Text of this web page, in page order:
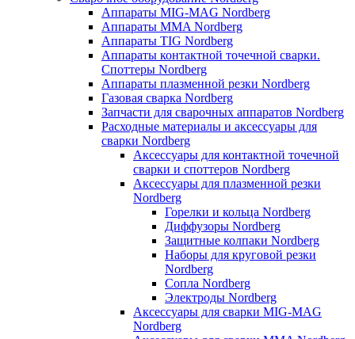
Аппараты MIG-MAG Nordberg
Аппараты MMA Nordberg
Аппараты TIG Nordberg
Аппараты контактной точечной сварки.
Споттеры Nordberg
Аппараты плазменной резки Nordberg
Газовая сварка Nordberg
Запчасти для сварочных аппаратов Nordberg
Расходные материалы и аксессуары для
сварки Nordberg
Аксессуары для контактной точечной
сварки и споттеров Nordberg
Аксессуары для плазменной резки
Nordberg
Горелки и кольца Nordberg
Диффузоры Nordberg
Защитные колпаки Nordberg
Наборы для круговой резки
Nordberg
Сопла Nordberg
Электроды Nordberg
Аксессуары для сварки MIG-MAG
Nordberg